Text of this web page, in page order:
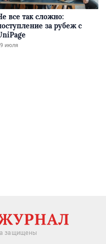
все так сложно:
за рубеж с
июля
защищены